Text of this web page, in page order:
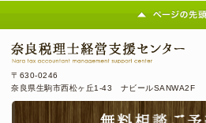
〒630-0246
奈良県生駒市西松ヶ丘1-43 ナビールSANWA2F